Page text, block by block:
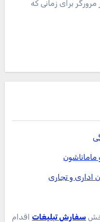
برای زمانی که
ماماناشون
اداری و تجاری
سفارش تبلیغات اقدام